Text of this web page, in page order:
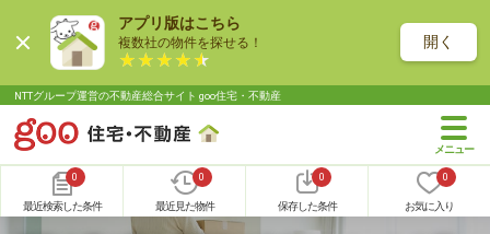
アプリ版はこちら
複数社の物件を探せる！ 開く
NTTグループ運営の不動産総合サイト goo住宅・不動産
0
最近検索した条件
0
最近見た物件
0
保存した条件
0
お気に入り